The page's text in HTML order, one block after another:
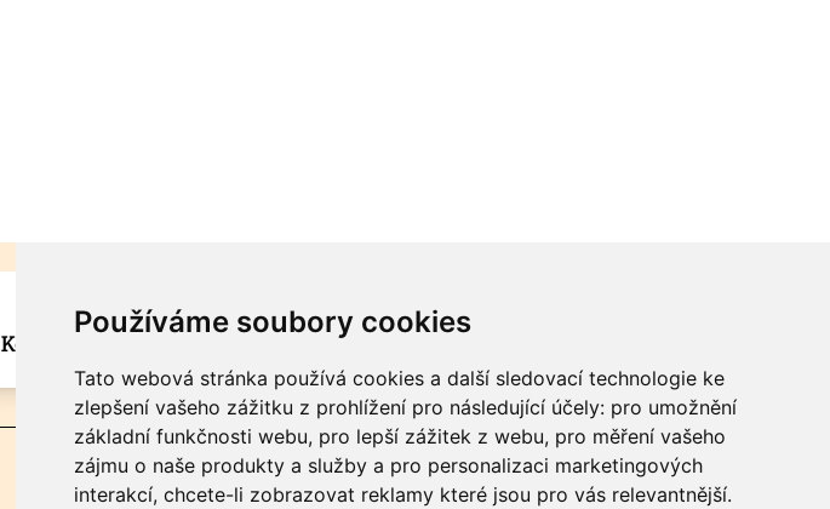
Používáme soubory cookies
Tato webová stránka používá cookies a další sledovací technologie ke
zlepšení vašeho zážitku z prohlížení pro následující účely: pro umožnění
základní funkčnosti webu, pro lepší zážitek z webu, pro měření vašeho
zájmu o naše produkty a služby a pro personalizaci marketingových
interakcí, chcete-li zobrazovat reklamy které jsou pro vás relevantnější.
Máte zajímavou informaci? Chcete spolupracovat?
Kontaktujte šéfredaktora Martina Chalupu: